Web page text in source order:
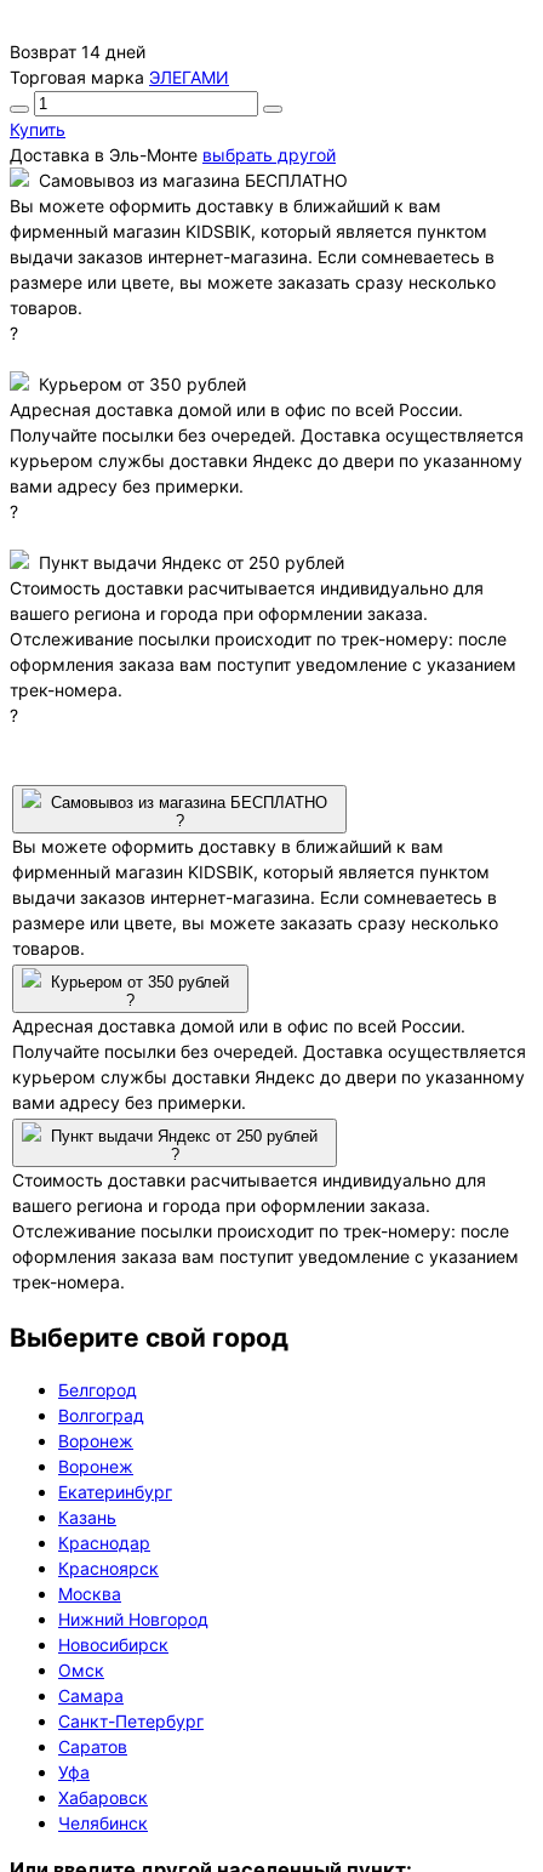
Возврат 14 дней
Торговая марка ЭЛЕГАМИ
Купить
Доставка в Эль-Монте выбрать другой
Самовывоз из магазина БЕСПЛАТНО
Вы можете оформить доставку в ближайший к вам
фирменный магазин KIDSBIK, который является пунктом
выдачи заказов интернет-магазина. Если сомневаетесь в
размере или цвете, вы можете заказать сразу несколько
товаров.
?
Курьером от 350 рублей
Адресная доставка домой или в офис по всей России.
Получайте посылки без очередей. Доставка осуществляется
курьером службы доставки Яндекс до двери по указанному
вами адресу без примерки.
?
Пункт выдачи Яндекс от 250 рублей
Стоимость доставки расчитывается индивидуально для
вашего региона и города при оформлении заказа.
Отслеживание посылки происходит по трек-номеру: после
оформления заказа вам поступит уведомление с указанием
трек-номера.
?
Самовывоз из магазина БЕСПЛАТНО
?
Вы можете оформить доставку в ближайший к вам
фирменный магазин KIDSBIK, который является пунктом
выдачи заказов интернет-магазина. Если сомневаетесь в
размере или цвете, вы можете заказать сразу несколько
товаров.
Курьером от 350 рублей
?
Адресная доставка домой или в офис по всей России.
Получайте посылки без очередей. Доставка осуществляется
курьером службы доставки Яндекс до двери по указанному
вами адресу без примерки.
Пункт выдачи Яндекс от 250 рублей
?
Стоимость доставки расчитывается индивидуально для
вашего региона и города при оформлении заказа.
Отслеживание посылки происходит по трек-номеру: после
оформления заказа вам поступит уведомление с указанием
трек-номера.
Выберите свой город
Белгород
Волгоград
Воронеж
Воронеж
Екатеринбург
Казань
Краснодар
Красноярск
Москва
Нижний Новгород
Новосибирск
Омск
Самара
Санкт-Петербург
Саратов
Уфа
Хабаровск
Челябинск